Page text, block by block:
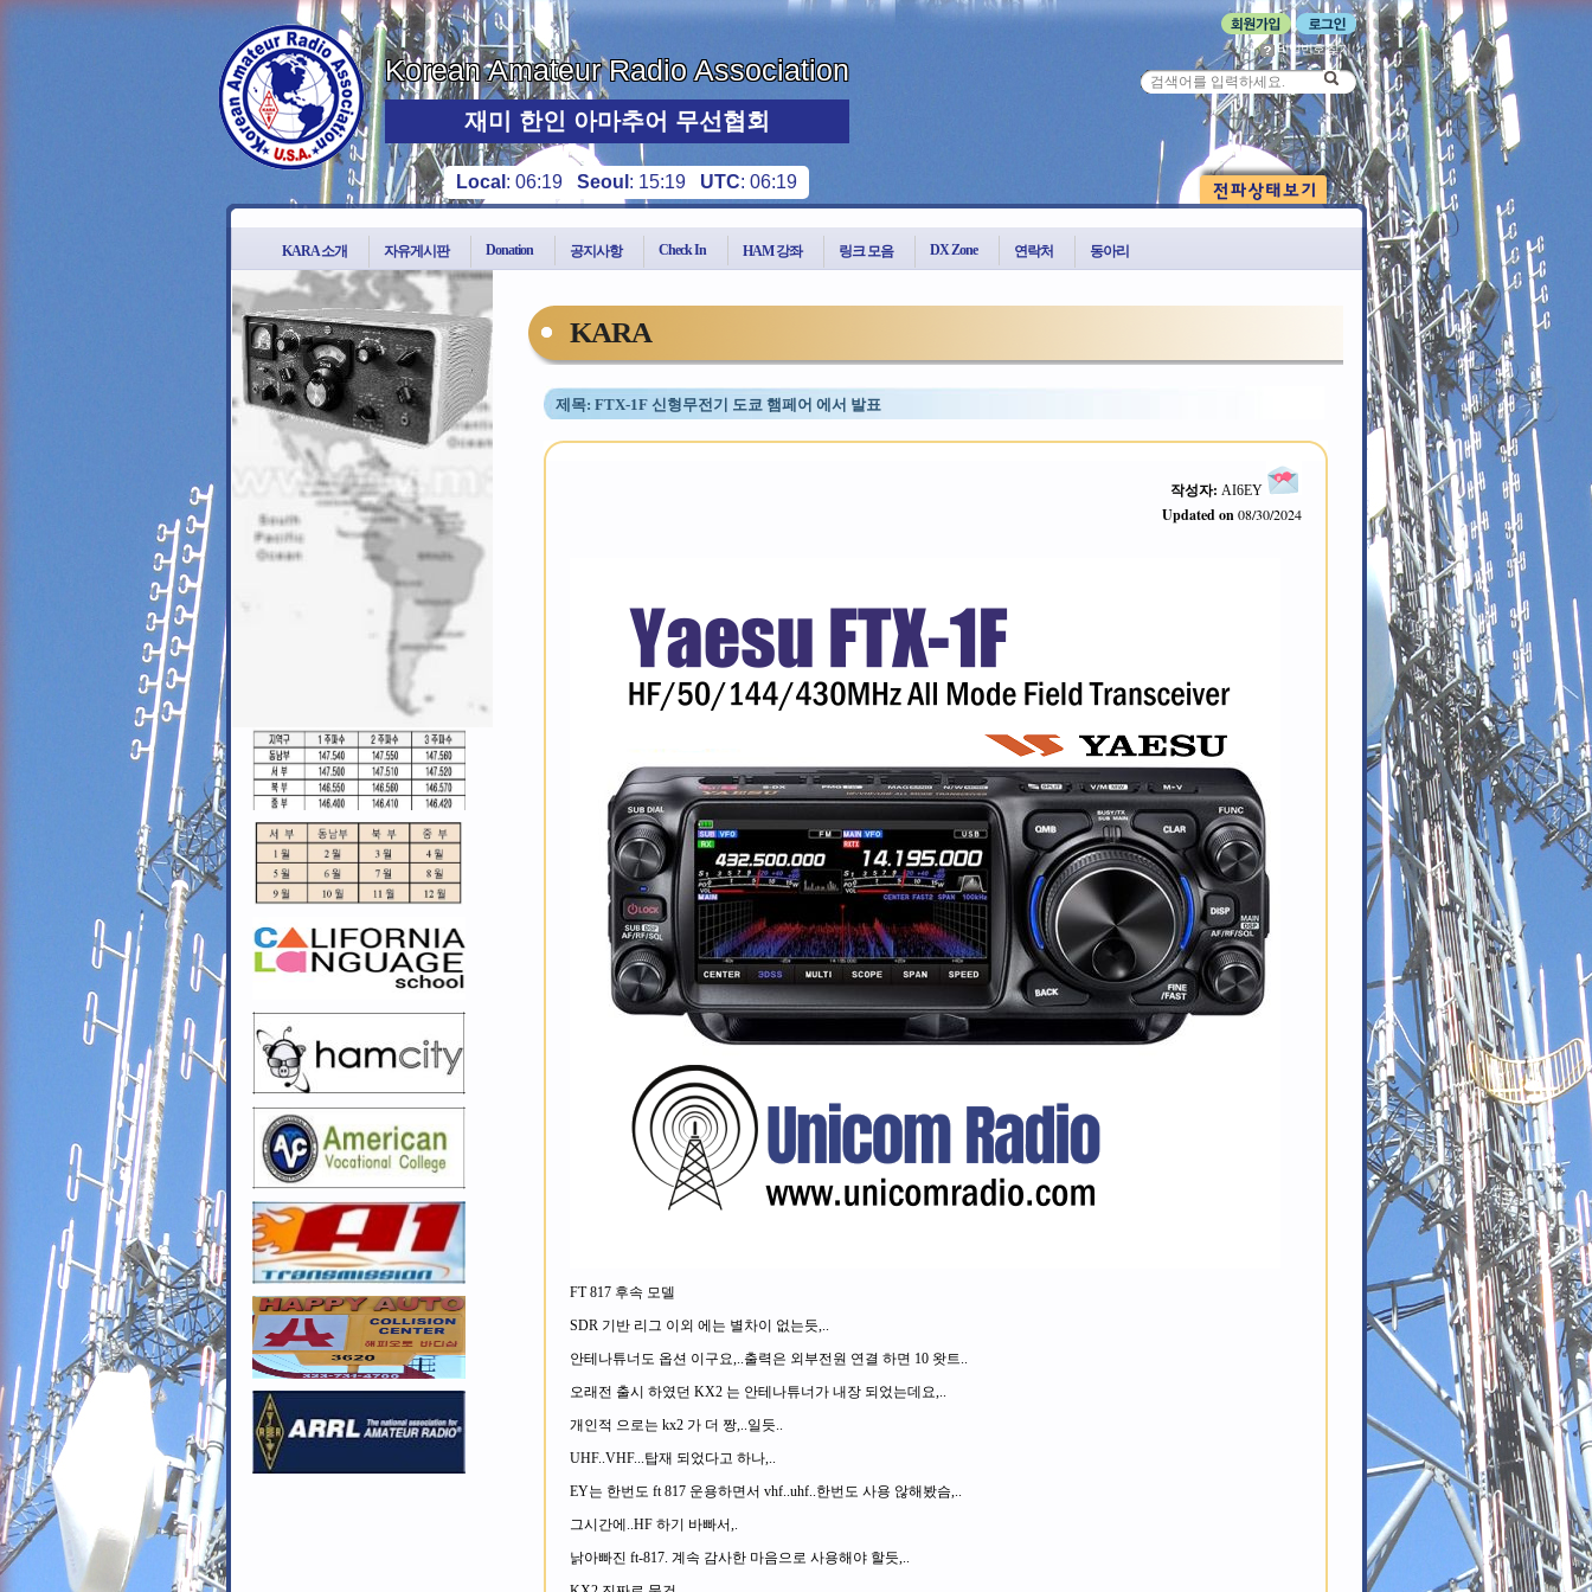
Korean Amateur Radio Association
재미 한인 아마추어 무선협회
Local : 06:19 Seoul : 15:19 UTC: 06:19
비밀번호 찾기
KARA 소개 자유게시판 Donation 공지사항 Check In HAM 강좌 링크 모음 DX Zone 연락처 동아리
KARA
제목: FTX-1F 신형무전기 도쿄 햄페어 에서 발표
작성자: AI6EY
Updated on 08/30/2024
FT 817 후속 모델
SDR 기반 리그 이외 에는 별차이 없는듯,..
안테나튜너도 옵션 이구요,..출력은 외부전원 연결 하면 10 왓트..
오래전 출시 하였던 KX2 는 안테나튜너가 내장 되었는데요,..
개인적 으로는 kx2 가 더 짱,..일듯..
UHF..VHF...탑재 되었다고 하나,..
EY는 한번도 ft 817 운용하면서 vhf..uhf..한번도 사용 않해봤슴,..
그시간에..HF 하기 바빠서,.
낡아빠진 ft-817. 계속 감사한 마음으로 사용해야 할듯,..